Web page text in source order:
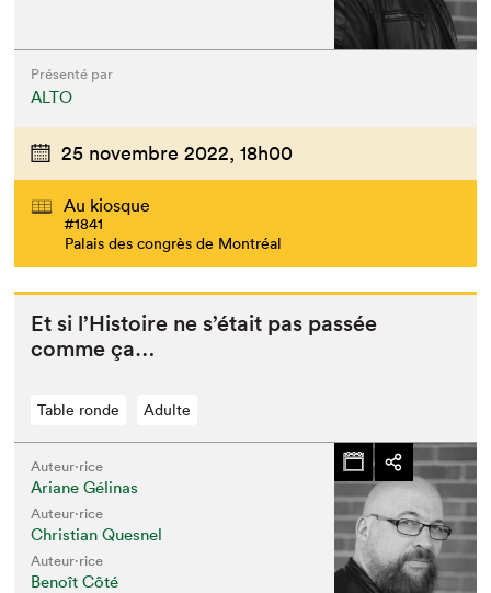
Présenté par
ALTO
25 novembre 2022, 18h00
Au kiosque
#1841
Palais des congrès de Montréal
Et si l’His­toire ne s’é­tait pas passée
comme ça…
Table ronde Adulte
Auteur·rice
Ariane Gélinas
Auteur·rice
Christian Quesnel
Auteur·rice
Benoît Côté